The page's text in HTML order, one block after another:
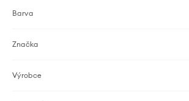
Barva
Značka
Výrobce